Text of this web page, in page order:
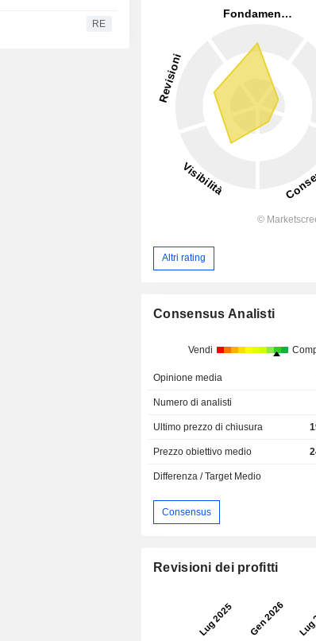
RE
Altri rating
Consensus Analisti
Vendi
Opinione media
Numero di analisti
Ultimo prezzo di chiusura
Prezzo obiettivo medio
Differenza / Target Medio
Consensus
Revisioni dei profitti